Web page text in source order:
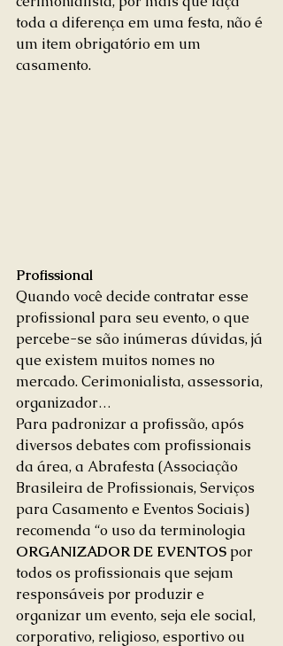
toda a diferença em uma festa, não é
um item obrigatório em um
casamento.
Profissional
Quando você decide contratar esse
profissional para seu evento, o que
percebe-se são inúmeras dúvidas, já
que existem muitos nomes no
mercado. Cerimonialista, assessoria,
organizador…
Para padronizar a profissão, após
diversos debates com profissionais
da área, a Abrafesta (Associação
Brasileira de Profissionais, Serviços
para Casamento e Eventos Sociais)
recomenda “o uso da terminologia
ORGANIZADOR DE EVENTOS por
todos os profissionais que sejam
responsáveis por produzir e
organizar um evento, seja ele social,
corporativo, religioso, esportivo ou